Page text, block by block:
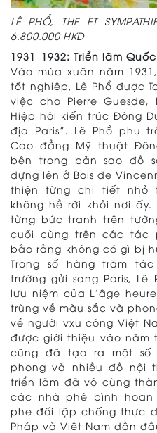
LÊ PHỔ, THE ET
6.800.000 HKD
1931–1932: Triển lãm
Vào mùa xuân năm
tốt nghiệp, Lê Phổ được
việc cho Pierre
Hiệp hội kiến trúc Đông
địa Paris”. Lê Phổ phụ
Cao đẳng Mỹ thuật
bên trong bản sao đồ
dựng lên ở Bois de
thiện từng chi tiết nhỏ
không hề rời khỏi nơi
từng bức tranh trên
cuối cùng trên các tác
bảo rằng không có gì bị
Trong số hàng trăm
trường gửi sang Paris,
lưu niệm của L’âge
trùng về màu sắc và
về người vxu công Việt
được giới thiệu vào năm
cũng đã tạo ra một số
phong và nhiều đồ nội
triển lãm đã vô cùng
các nhà phê bình
phe đối lập chống thực
Pháp và Việt Nam dẫn